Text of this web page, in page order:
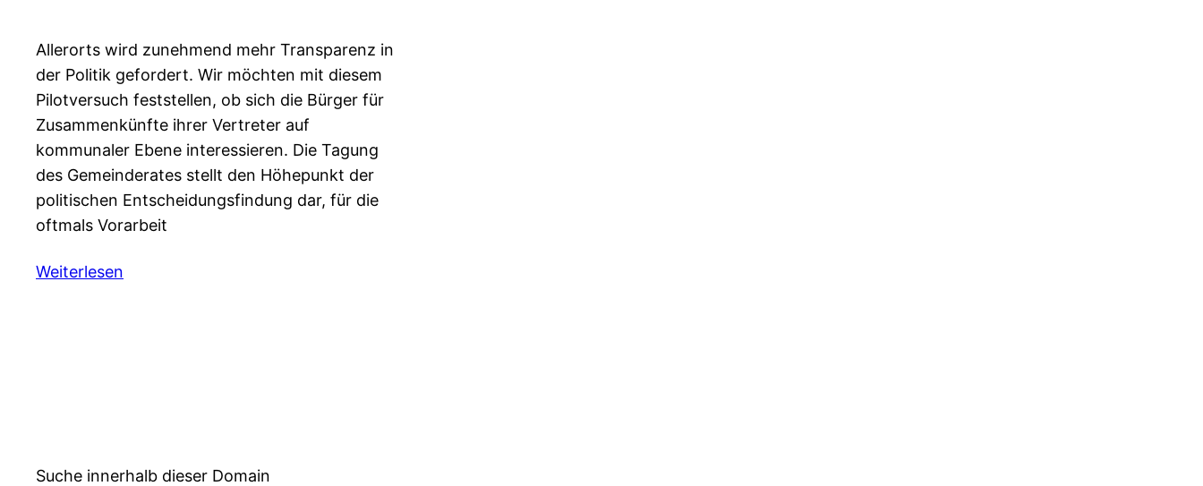
Allerorts wird zunehmend mehr Transparenz in
der Politik gefordert. Wir möchten mit diesem
Pilotversuch feststellen, ob sich die Bürger für
Zusammenkünfte ihrer Vertreter auf
kommunaler Ebene interessieren. Die Tagung
des Gemeinderates stellt den Höhepunkt der
politischen Entscheidungsfindung dar, für die
oftmals Vorarbeit
Weiterlesen
Suche innerhalb dieser Domain